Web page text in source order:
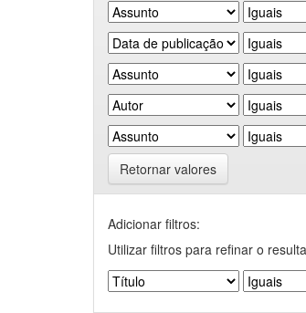
Retornar valores
Adicionar filtros:
Utilizar filtros para refinar o